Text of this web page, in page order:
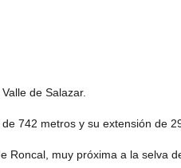
de Salazar.
742 metros y su extensión de
Roncal, muy próxima a la selva